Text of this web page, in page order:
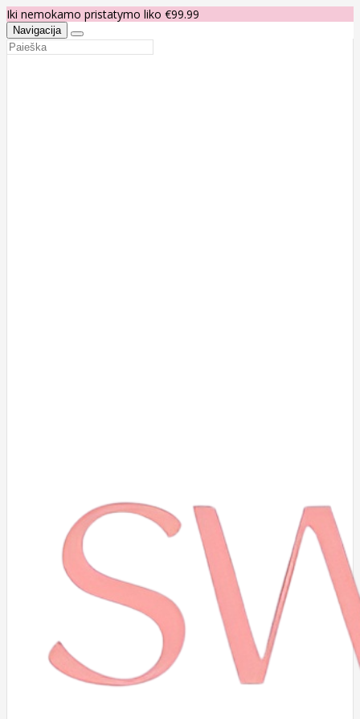
Iki nemokamo pristatymo liko €99.99
Navigacija